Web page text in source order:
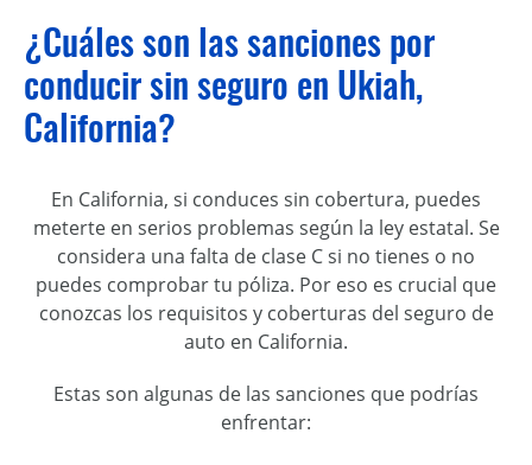
¿Cuáles son las sanciones por
conducir sin seguro en Ukiah,
California?
En California, si conduces sin cobertura, puedes
meterte en serios problemas según la ley estatal. Se
considera una falta de clase C si no tienes o no
puedes comprobar tu póliza. Por eso es crucial que
conozcas los requisitos y coberturas del seguro de
auto en California.
Estas son algunas de las sanciones que podrías
enfrentar: